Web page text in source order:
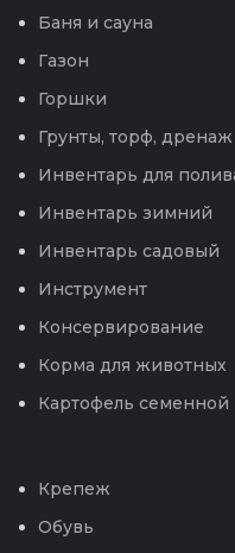
Баня и сауна
Газон
Горшки
Грунты, торф, дренаж
Инвентарь для
Инвентарь зимний
Инвентарь садовый
Инструмент
Консервирование
Корма для животных
Картофель семенной
Крепеж
Обувь